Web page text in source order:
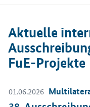
Aktuelle
FuE-Projekte
01.06.2026
Öffnet Einzelsicht